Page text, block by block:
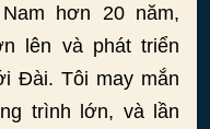
hơn 20 năm,
lên và phát triển
Đài. Tôi may mắn
trình lớn, và lần